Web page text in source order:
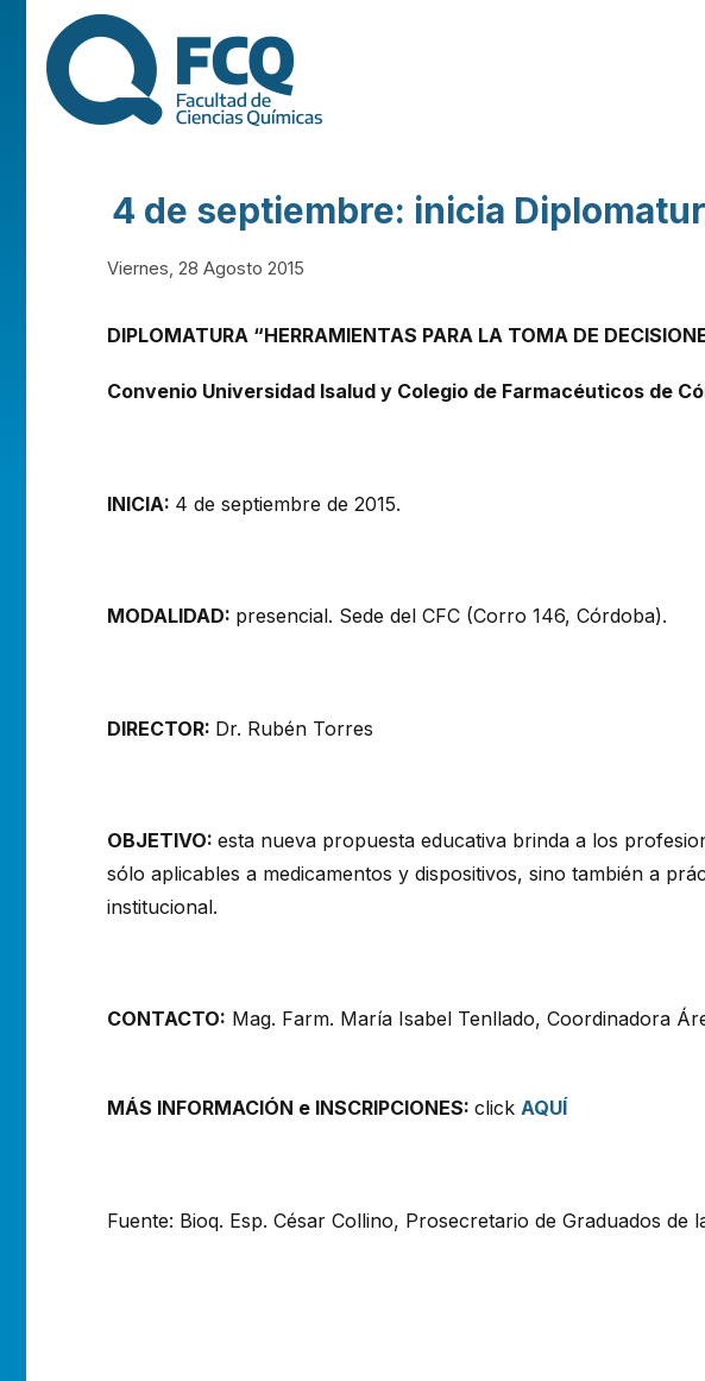
FACULTAD DE
CIENCIAS
QUÍMICAS DE
UNIVERSIDAD
NACIONAL DE
4 de septiembre: inicia
Viernes, 28 Agosto 2015
DIPLOMATURA “HERRAMIENTAS PARA LA TOMA DE
Convenio Universidad Isalud y Colegio de Farmacéuticos de
INICIA: 4 de septiembre de 2015.
MODALIDAD: presencial. Sede del CFC (Corro 146, Córdoba).
DIRECTOR: Dr. Rubén Torres
OBJETIVO: esta nueva propuesta educativa brinda a los
sólo aplicables a medicamentos y dispositivos, sino también a
institucional.
CONTACTO: Mag. Farm. María Isabel Tenllado, Coordinadora
MÁS INFORMACIÓN e INSCRIPCIONES: click AQUÍ
Fuente: Bioq. Esp. César Collino,